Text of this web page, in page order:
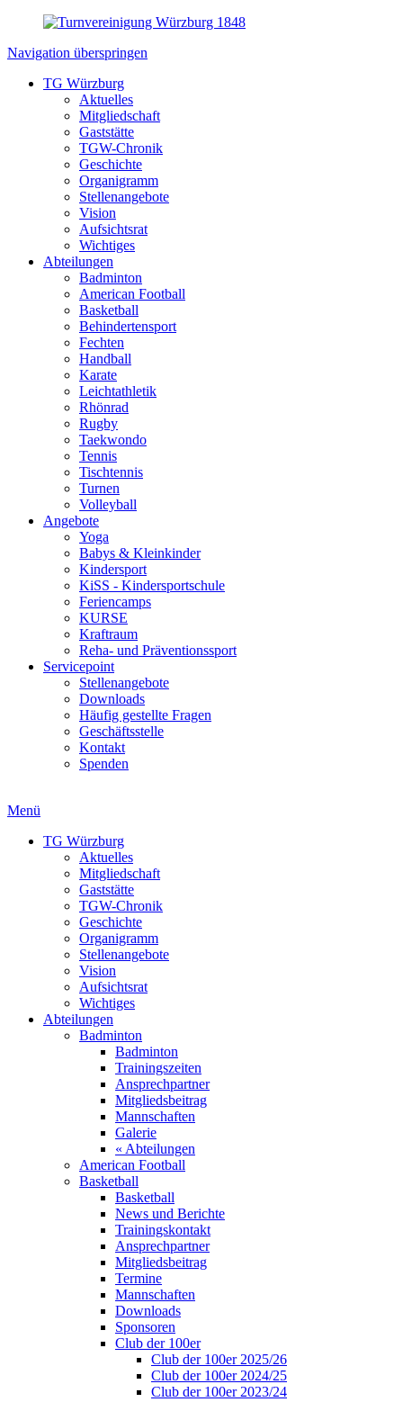
Navigation überspringen
TG Würzburg
Aktuelles
Mitgliedschaft
Gaststätte
TGW-Chronik
Geschichte
Organigramm
Stellenangebote
Vision
Aufsichtsrat
Wichtiges
Abteilungen
Badminton
American Football
Basketball
Behindertensport
Fechten
Handball
Karate
Leichtathletik
Rhönrad
Rugby
Taekwondo
Tennis
Tischtennis
Turnen
Volleyball
Angebote
Yoga
Babys & Kleinkinder
Kindersport
KiSS - Kindersportschule
Feriencamps
KURSE
Kraftraum
Reha- und Präventionssport
Servicepoint
Stellenangebote
Downloads
Häufig gestellte Fragen
Geschäftsstelle
Kontakt
Spenden
Menü
TG Würzburg
Aktuelles
Mitgliedschaft
Gaststätte
TGW-Chronik
Geschichte
Organigramm
Stellenangebote
Vision
Aufsichtsrat
Wichtiges
Abteilungen
Badminton
Badminton
Trainingszeiten
Ansprechpartner
Mitgliedsbeitrag
Mannschaften
Galerie
« Abteilungen
American Football
Basketball
Basketball
News und Berichte
Trainingskontakt
Ansprechpartner
Mitgliedsbeitrag
Termine
Mannschaften
Downloads
Sponsoren
Club der 100er
Club der 100er 2025/26
Club der 100er 2024/25
Club der 100er 2023/24